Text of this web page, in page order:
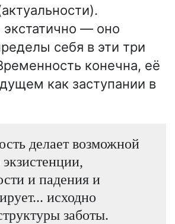
экстатично — оно
себя в эти три
конечна, её
как заступании в
делает возможной
и падения и
исходно
заботы.